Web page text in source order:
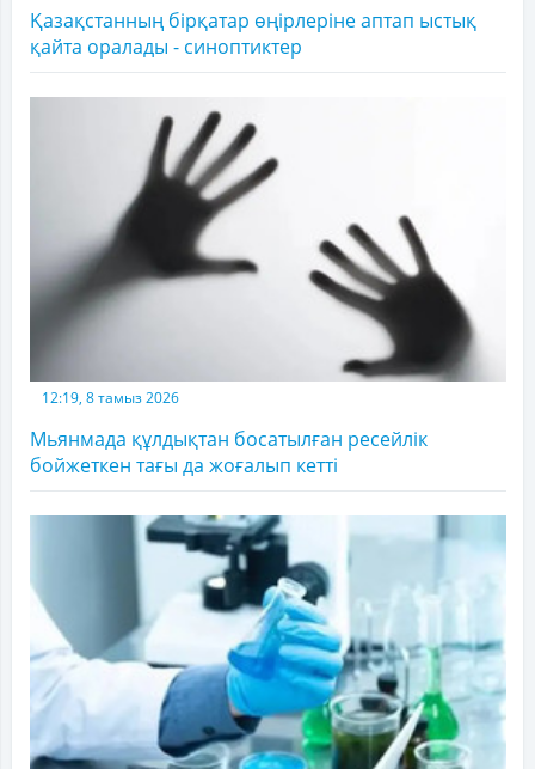
Қазақстанның бірқатар өңірлеріне аптап ыстық
қайта оралады - синоптиктер
12:19, 8 тамыз 2026
Мьянмада құлдықтан босатылған ресейлік
бойжеткен тағы да жоғалып кетті